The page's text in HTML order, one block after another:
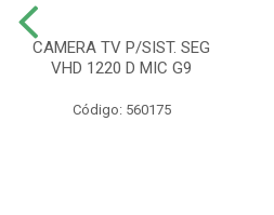
CAMERA TV P/SIST. SEG
VHD 1220 D MIC G9
Código: 560175